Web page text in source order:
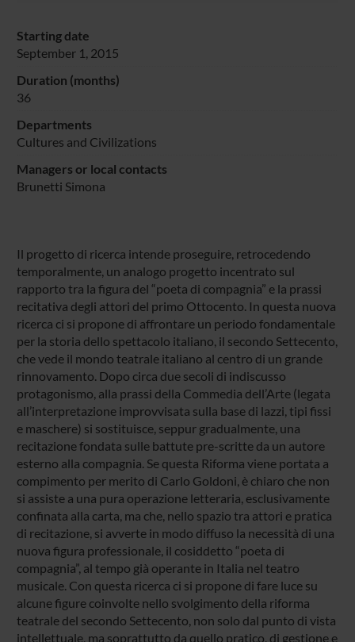
Starting date
September 1, 2015
Duration (months)
36
Departments
Cultures and Civilizations
Managers or local contacts
Brunetti Simona
Il progetto di ricerca intende proseguire, retrocedendo
temporalmente, un analogo progetto incentrato sul
rapporto tra la figura del “poeta di compagnia” e la prassi
recitativa degli attori del primo Ottocento. In questa nuova
ricerca ci si propone di affrontare un periodo fondamentale
per la storia dello spettacolo italiano, il secondo Settecento,
che vede il mondo teatrale italiano al centro di un grande
rinnovamento. Dopo circa due secoli di indiscusso
protagonismo, alla prassi della Commedia dell’Arte (legata
all’interpretazione improvvisata sulla base di lazzi, tipi fissi
e maschere) si sostituisce, seppur gradualmente, una
recitazione fondata sulle battute pre-scritte da un autore
esterno alla compagnia. Se questa Riforma viene portata a
compimento per merito di Carlo Goldoni, è chiaro che non
si assiste a una pura operazione letteraria, esclusivamente
confinata alla carta, ma che, nello spazio tra attori e pratica
di recitazione, si avverte in modo diffuso la necessità di una
nuova figura professionale, il cosiddetto “poeta di
compagnia”, al tempo già operante in Italia nel teatro
musicale. Con questa ricerca ci si propone di fare luce su
alcune figure coinvolte nello svolgimento della riforma
teatrale del secondo Settecento, non solo dal punto di vista
intellettuale, ma soprattutto da quello pratico, di gestione e